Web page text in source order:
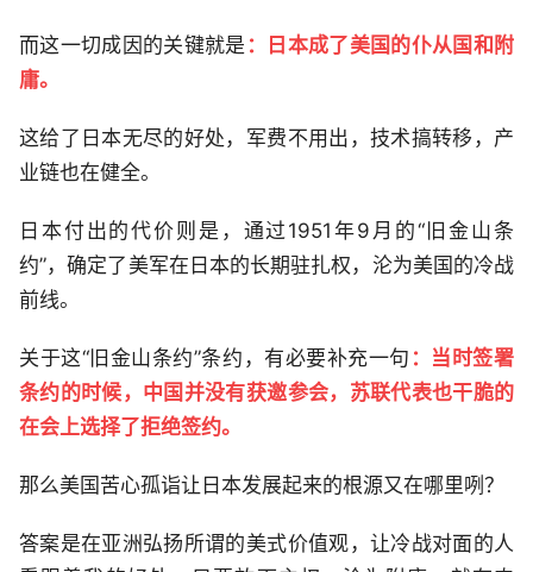
而这一切成因的关键就是 ：日本成了美国的仆从国和附
庸。
这给了日本无尽的好处，军费不用出，技术搞转移，产
业链也在健全。
日本付出的代价则是，通过1951年9月的“旧金山条
约”，确定了美军在日本的长期驻扎权，沦为美国的冷战
前线。
关于这“旧金山条约”条约，有必要补充一句 ：当时签署
条约的时候，中国并没有获邀参会，苏联代表也干脆的
在会上选择了拒绝签约。
那么美国苦心孤诣让日本发展起来的根源又在哪里咧？
答案是在亚洲弘扬所谓的美式价值观，让冷战对面的人